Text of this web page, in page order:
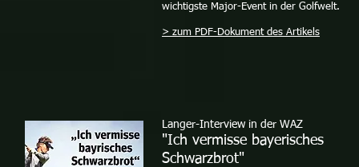
wichtigste Major-Event in der Golfwelt.
> zum PDF-Dokument des Artikels
Langer-Interview in der WAZ
"Ich vermisse bayerisches
Schwarzbrot"